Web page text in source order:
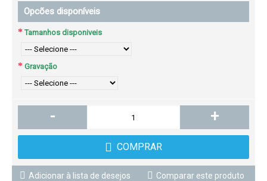
Opcões disponíveis
Tamanhos disponiveis
Gravação
- +
COMPRAR
Adicionar à lista de desejos Comparar este produto